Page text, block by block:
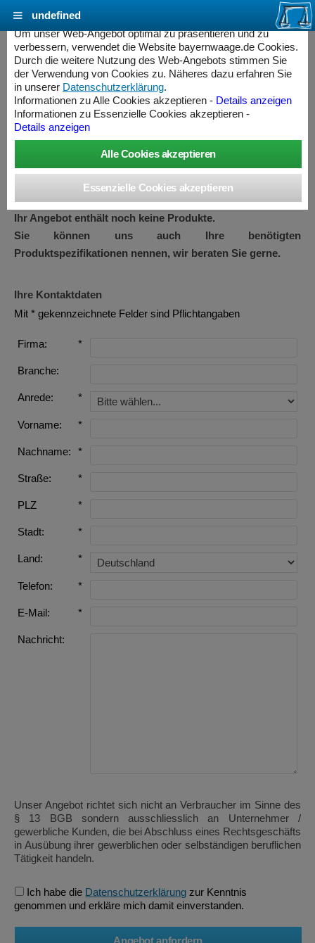
Angebot
Wir erstellen Ihnen gerne ein unverbindliches Angebot zu Ihren
benötigten Produkten.
Fügen Sie ein oder mehrere Produkte in gewünschter Anzahl
zu Ihrer Angebotsanfrage hinzu und geben Sie Ihre
Kontaktdaten ein.
Ihr Angebot enthält noch keine Produkte.
Sie können uns auch Ihre benötigten
Produktspezifikationen nennen, wir beraten Sie gerne.
Ihre Kontaktdaten
Mit * gekennzeichnete Felder sind Pflichtangaben
Firma: *
Branche:
Anrede: *
Vorname: *
Nachname: *
Straße: *
PLZ *
Stadt: *
Land: *
Telefon: *
E-Mail: *
Nachricht:
Unser Angebot richtet sich nicht an Verbraucher im Sinne des
§ 13 BGB sondern ausschliesslich an Unternehmer /
gewerbliche Kunden, die bei Abschluss eines Rechtsgeschäfts
in Ausübung ihrer gewerblichen oder selbständigen beruflichen
Tätigkeit handeln.
Ich habe die Datenschutzerklärung zur Kenntnis
genommen und erkläre mich damit einverstanden.
Cookie Einstellungen - bayernwaage.de
Um unser Web-Angebot optimal zu präsentieren und zu
verbessern, verwendet die Website bayernwaage.de Cookies.
Durch die weitere Nutzung des Web-Angebots stimmen Sie
der Verwendung von Cookies zu. Näheres dazu erfahren Sie
in unserer Datenschutzerklärung.
Informationen zu Alle Cookies akzeptieren - Details anzeigen
Informationen zu Essenzielle Cookies akzeptieren -
Details anzeigen
undefined
Controller